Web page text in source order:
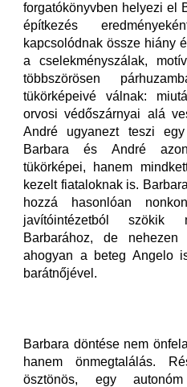
forgatókönyvben helyezi el
építkezés
kapcsolódnak össze hiány
a cselekményszálak,
többszörösen
tükörképeivé válnak:
orvosi védőszárnyai alá
André ugyanezt teszi
Barbara és André
tükörképei, hanem
kezelt fiataloknak is.
hozzá hasonlóan
javítóintézetból szökik
Barbarához, de nehezen
ahogyan a beteg Angelo
barátnőjével.
Barbara döntése nem
hanem önmegtalálás.
ösztönös, egy